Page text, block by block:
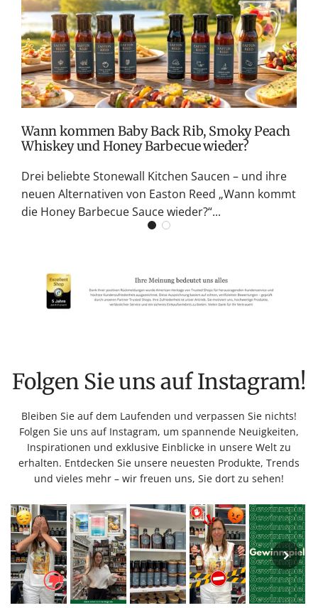
Wann kommen Baby Back Rib, Smoky Peach
Whiskey und Honey Barbecue wieder?
Drei beliebte Stonewall Kitchen Saucen – und ihre
neuen Alternativen von Easton Reed „Wann kommt
die Honey Barbecue Sauce wieder?“...
Folgen Sie uns auf Instagram!
Bleiben Sie auf dem Laufenden und verpassen Sie nichts!
Folgen Sie uns auf Instagram, um spannende Neuigkeiten,
Inspirationen und exklusive Einblicke in unsere Welt zu
erhalten. Entdecken Sie unsere neuesten Produkte, Trends
und vieles mehr – wir freuen uns, Sie dort zu sehen!